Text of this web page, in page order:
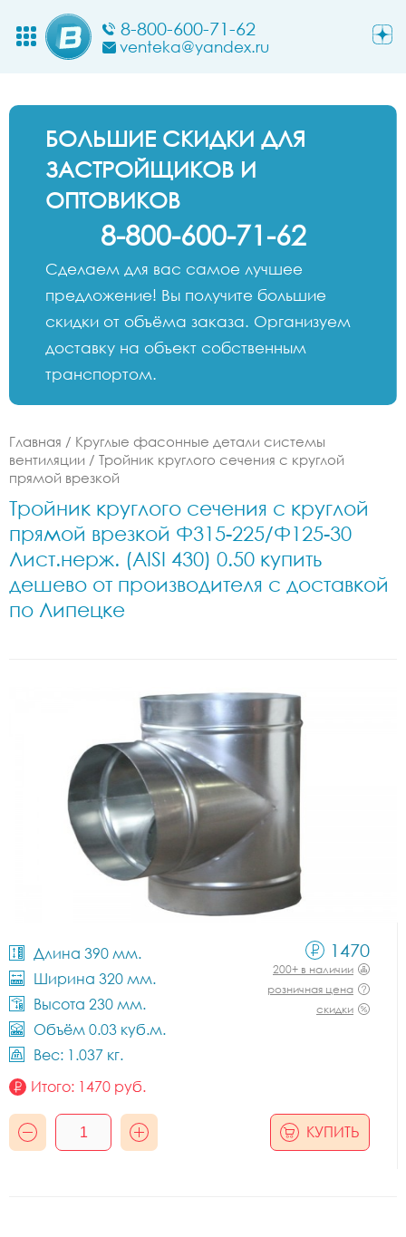
8-800-600-71-62
venteka@yandex.ru
БОЛЬШИЕ СКИДКИ ДЛЯ
ЗАСТРОЙЩИКОВ И
ОПТОВИКОВ
8-800-600-71-62
Сделаем для вас самое лучшее
предложение! Вы получите большие
скидки от объёма заказа. Организуем
доставку на объект собственным
транспортом.
Главная / Круглые фасонные детали системы
вентиляции / Тройник круглого сечения с круглой
прямой врезкой
Тройник круглого сечения с круглой
прямой врезкой Ф315-225/Ф125-30
Лист.нерж. (AISI 430) 0.50 купить
дешево от производителя с доставкой
по Липецке
Длина 390 мм.
Ширина 320 мм.
Высота 230 мм.
Объём 0.03 куб.м.
Вес: 1.037 кг.
1470
200+ в наличии
розничная цена
скидки
Итого: 1470 руб.
КУПИТЬ